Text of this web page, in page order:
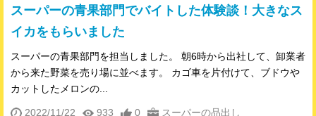
スーパーの青果部門でバイトした体験談！大きなス
イカをもらいました
スーパーの青果部門を担当しました。 朝6時から出社して、卸業者
から来た野菜を売り場に並べます。 カゴ車を片付けて、ブドウや
カットしたメロンの...
2022/11/22 933 0 スーパーの品出し